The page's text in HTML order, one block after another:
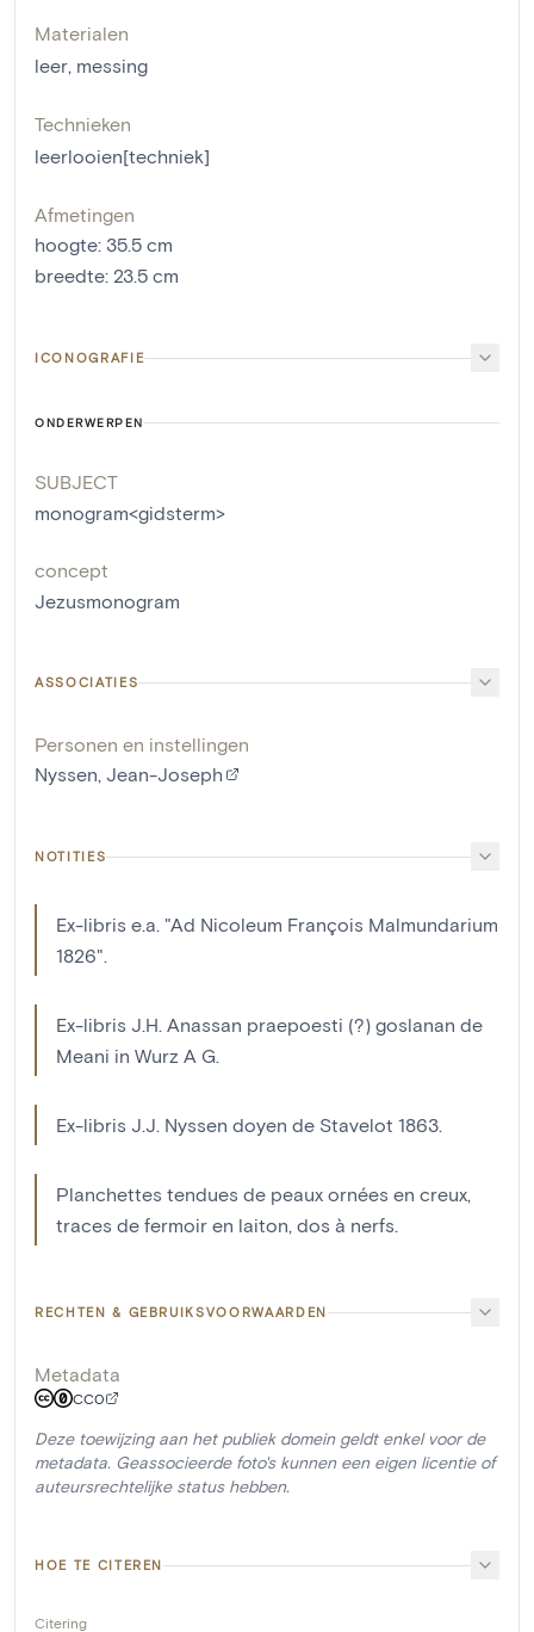
Materialen
leer, messing
Technieken
leerlooien[techniek]
Afmetingen
hoogte: 35.5 cm
breedte: 23.5 cm
ICONOGRAFIE
ONDERWERPEN
SUBJECT
monogram<gidsterm>
concept
Jezusmonogram
ASSOCIATIES
Personen en instellingen
Nyssen, Jean-Joseph
NOTITIES
Ex-libris e.a. "Ad Nicoleum François Malmundarium
1826".
Ex-libris J.H. Anassan praepoesti (?) goslanan de
Meani in Wurz A G.
Ex-libris J.J. Nyssen doyen de Stavelot 1863.
Planchettes tendues de peaux ornées en creux,
traces de fermoir en laiton, dos à nerfs.
RECHTEN & GEBRUIKSVOORWAARDEN
Metadata
CC0
Deze toewijzing aan het publiek domein geldt enkel voor de
metadata. Geassocieerde foto's kunnen een eigen licentie of
auteursrechtelijke status hebben.
HOE TE CITEREN
Citering